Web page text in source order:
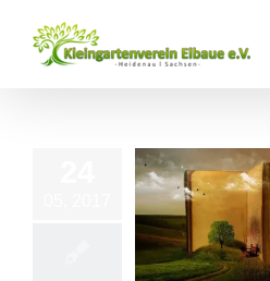
Inhalt
springen